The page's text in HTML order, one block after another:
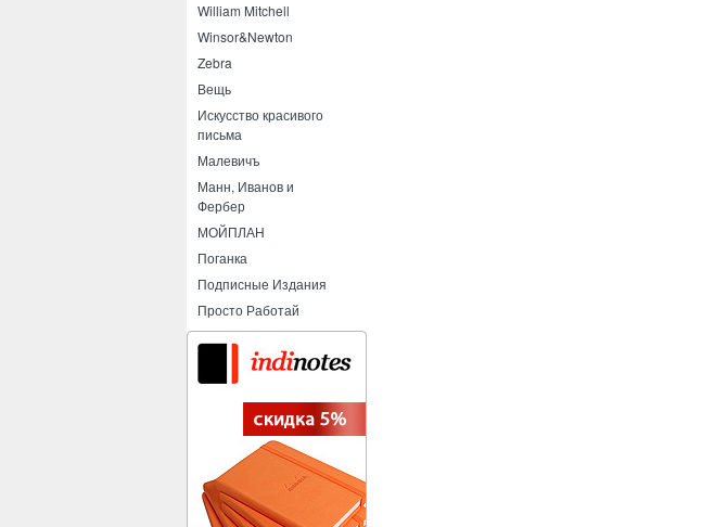
William Mitchell
Winsor&Newton
Zebra
Вещь
Искусство красивого
письма
Малевичъ
Манн, Иванов и
Фербер
МОЙПЛАН
Поганка
Подписные Издания
Просто Работай